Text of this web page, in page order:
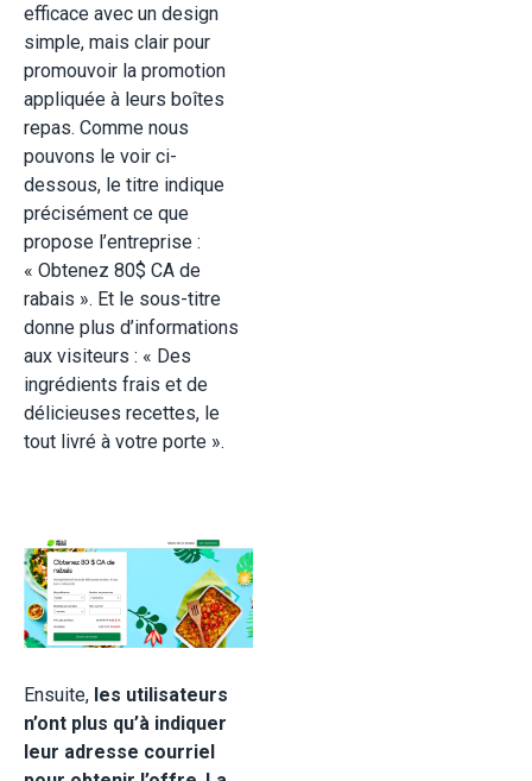
efficace avec un design
simple, mais clair pour
promouvoir la promotion
appliquée à leurs boîtes
repas. Comme nous
pouvons le voir ci-
dessous, le titre indique
précisément ce que
propose l’entreprise :
« Obtenez 80$ CA de
rabais ». Et le sous-titre
donne plus d’informations
aux visiteurs : « Des
ingrédients frais et de
délicieuses recettes, le
tout livré à votre porte ».
Ensuite, les utilisateurs
n’ont plus qu’à indiquer
leur adresse courriel